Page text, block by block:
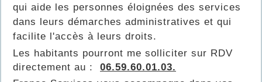
qui aide les personnes éloignées des services
dans leurs démarches administratives et qui
facilite l'accès à leurs droits.
Les habitants pourront me solliciter sur RDV
directement au : 06.59.60.01.03.